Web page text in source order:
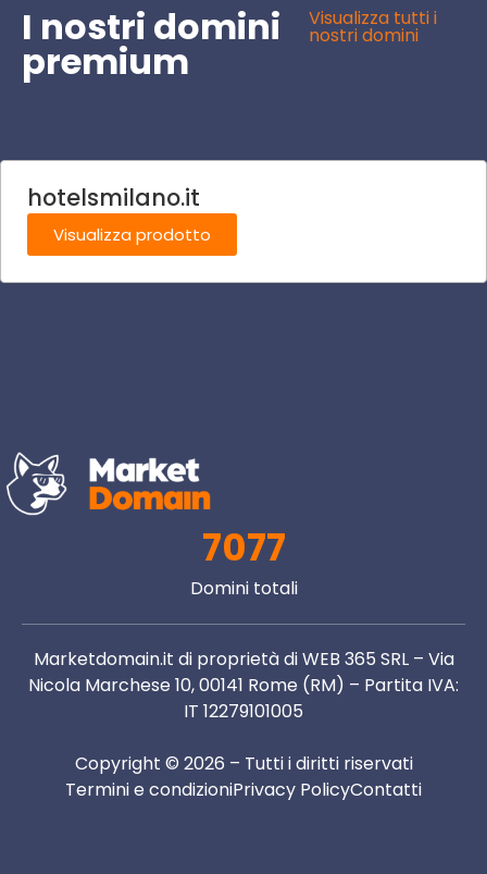
I nostri domini
premium
Visualizza tutti i
nostri domini
hotelsmilano.it
Visualizza prodotto
7077
Domini totali
Marketdomain.it di proprietà di WEB 365 SRL – Via
Nicola Marchese 10, 00141 Rome (RM) – Partita IVA:
IT 12279101005
Copyright © 2026 – Tutti i diritti riservati
Termini e condizioniPrivacy PolicyContatti